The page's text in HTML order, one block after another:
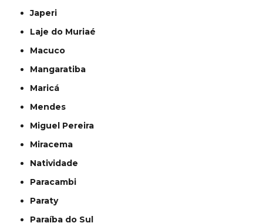
Japeri
Laje do Muriaé
Macuco
Mangaratiba
Maricá
Mendes
Miguel Pereira
Miracema
Natividade
Paracambi
Paraty
Paraíba do Sul